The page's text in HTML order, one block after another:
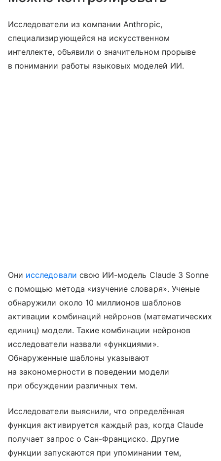
Исследователи из компании Anthropic,
специализирующейся на искусственном
интеллекте, объявили о значительном прорыве
в понимании работы языковых моделей ИИ.
Они исследовали свою ИИ-модель Claude 3 Sonne
с помощью метода «изучение словаря». Ученые
обнаружили около 10 миллионов шаблонов
активации комбинаций нейронов (математических
единиц) модели. Такие комбинации нейронов
исследователи назвали «функциями».
Обнаруженные шаблоны указывают
на закономерности в поведении модели
при обсуждении различных тем.
Исследователи выяснили, что определённая
функция активируется каждый раз, когда Claude
получает запрос о Сан-Франциско. Другие
функции запускаются при упоминании тем,